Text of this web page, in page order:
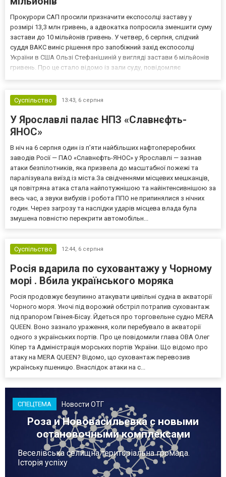
Прокурори САП просили призначити експосолці заставу у
розмірі 13,3 млн гривень, а адвокатка попросила зменшити суму
застави до 10 мільйонів гривень. У четвер, 6 серпня, слідчий
суддя ВАКС виніс рішення про запобіжний захід експосолці
України в США Ользі Стефанішиній у вигляді застави 6 мільйонів
гривень. Про це стало відомо із зали суду, повідомляє
Суспільство
13:43, 6 серпня
У Ярославлі палає НПЗ «Славнєфть-
ЯНОС»
В ніч на 6 серпня один із п’яти найбільших нафтопереробних
заводів Росії — ПАО «Славнєфть-ЯНОС» у Ярославлі — зазнав
атаки безпілотників, яка призвела до масштабної пожежі та
паралізувала виїзд із міста.За свідченнями місцевих мешканців,
ця повітряна атака стала найпотужнішою та найінтенсивнішою за
весь час, а звуки вибухів і робота ППО не припинялися з нічних
годин. Через загрозу та наслідки ударів місцева влада була
змушена повністю перекрити автомобільн...
Суспільство 12:44, 6 серпня
Росія вдарила по суховантажу у Чорному
морі . Вбила українського моряка
Росія продовжує безупинно атакувати цивільні судна в акваторії
Чорного моря. Уночі під ворожий обстріл потрапив суховантаж
під прапором Гвінея-Бісау. Йдеться про торговельне судно MERA
QUEEN. Воно зазнало ураження, коли перебувало в акваторії
одного з українських портів. Про це повідомили глава ОВА Олег
Кіпер та Адміністрація морських портів України. Що відомо про
атаку на MERA QUEEN? Відомо, що суховантаж перевозив
українську пшеницю. Внаслідок атаки на с...
СПЕЦТЕМА Новости ОТГ
Роза и Нововасильевка с новыми
остановочными комплексами
Веселівська селищна територіальна громада.
Історія успіху